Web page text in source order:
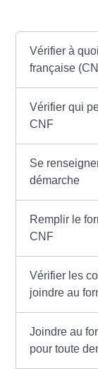
Vérifier à
française
Vérifier qui
CNF
Se
démarche
Remplir le
CNF
Vérifier les
joindre au
Joindre au
pour toute